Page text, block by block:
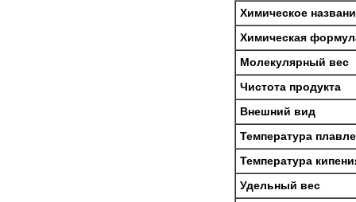
Химическое
Химическая
Молекулярный вес
Чистота продукта
Внешний вид
Температура
Температура
Удельный вес